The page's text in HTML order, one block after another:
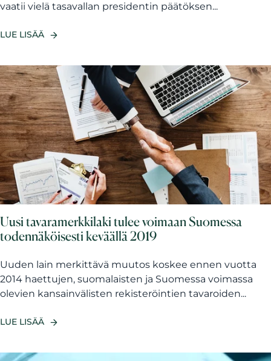
vaatii vielä tasavallan presidentin päätöksen...
LUE LISÄÄ
Uusi tavaramerkkilaki tulee voimaan Suomessa
todennäköisesti keväällä 2019
Uuden lain merkittävä muutos koskee ennen vuotta
2014 haettujen, suomalaisten ja Suomessa voimassa
olevien kansainvälisten rekisteröintien tavaroiden...
LUE LISÄÄ